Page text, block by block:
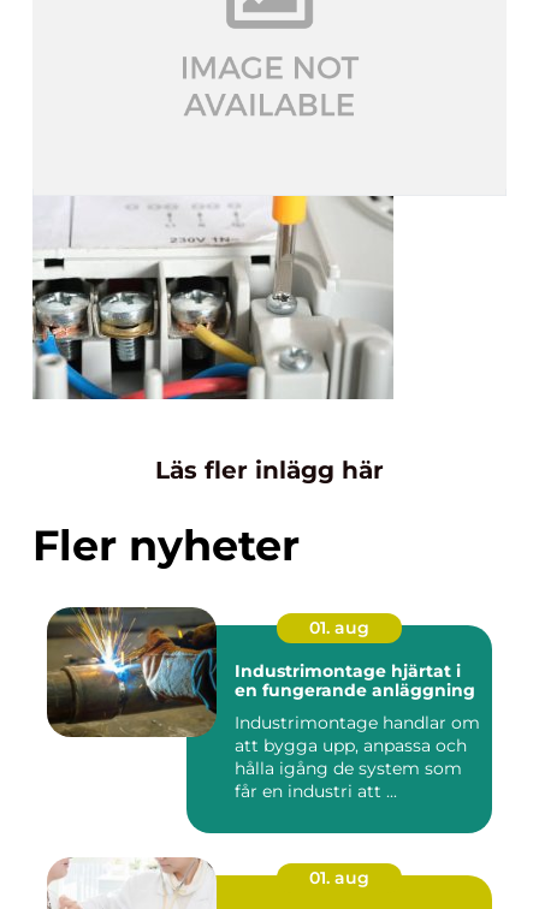
Läs fler inlägg här
Fler nyheter
01. aug
Industrimontage hjärtat i
en fungerande anläggning
Industrimontage handlar om
att bygga upp, anpassa och
hålla igång de system som
får en industri att ...
01. aug